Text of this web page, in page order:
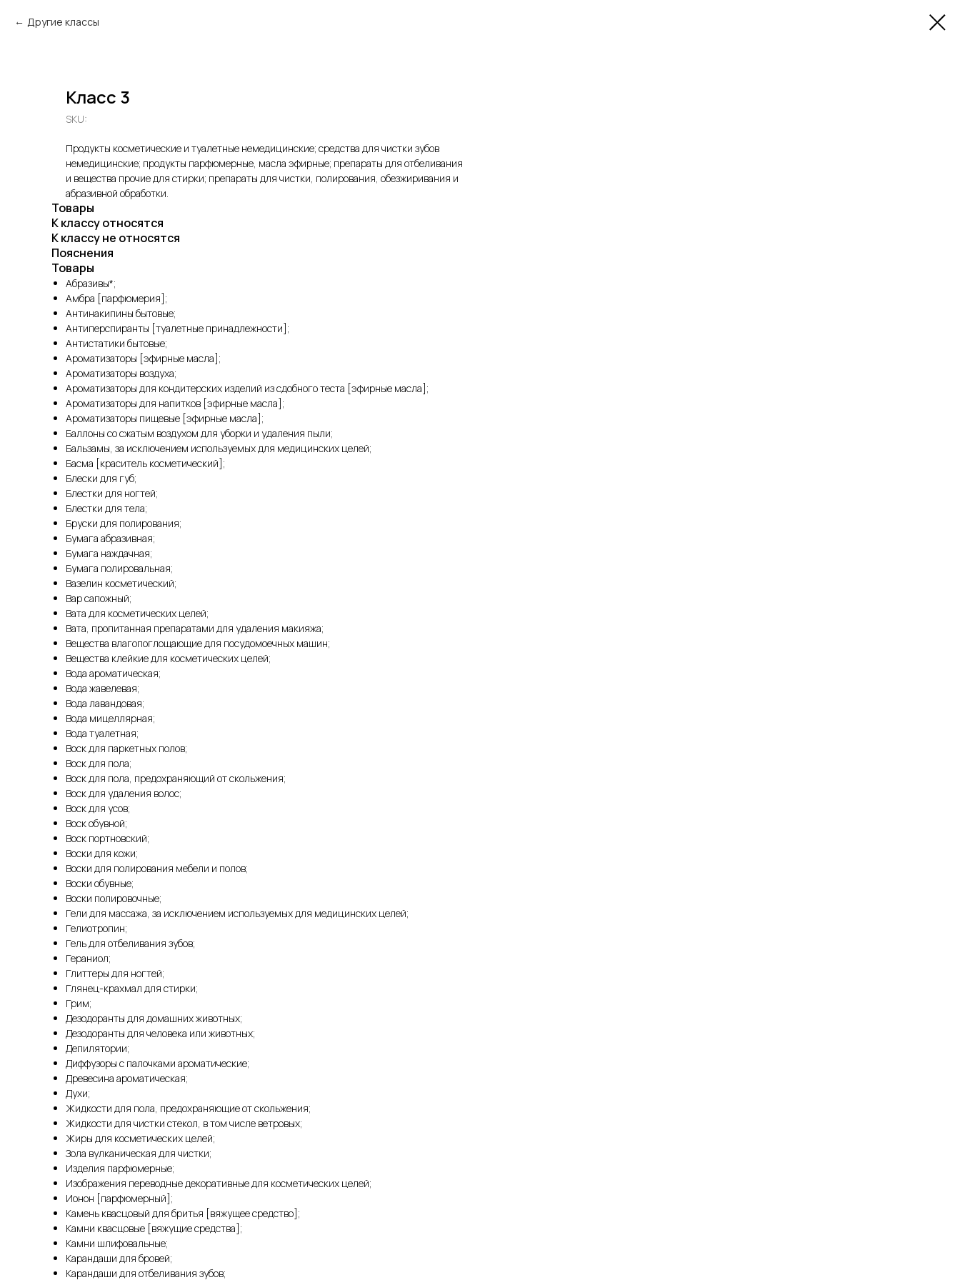
Другие классы
Класс 3
SKU:
Продукты косметические и туалетные немедицинские; средства для чистки зубов
немедицинские; продукты парфюмерные, масла эфирные; препараты для отбеливания
и вещества прочие для стирки; препараты для чистки, полирования, обезжиривания и
абразивной обработки.
Товары
К классу относятся
К классу не относятся
Пояснения
Товары
Абразивы*;
Амбра [парфюмерия];
Антинакипины бытовые;
Антиперспиранты [туалетные принадлежности];
Антистатики бытовые;
Ароматизаторы [эфирные масла];
Ароматизаторы воздуха;
Ароматизаторы для кондитерских изделий из сдобного теста [эфирные масла];
Ароматизаторы для напитков [эфирные масла];
Ароматизаторы пищевые [эфирные масла];
Баллоны со сжатым воздухом для уборки и удаления пыли;
Бальзамы, за исключением используемых для медицинских целей;
Басма [краситель косметический];
Блески для губ;
Блестки для ногтей;
Блестки для тела;
Бруски для полирования;
Бумага абразивная;
Бумага наждачная;
Бумага полировальная;
Вазелин косметический;
Вар сапожный;
Вата для косметических целей;
Вата, пропитанная препаратами для удаления макияжа;
Вещества влагопоглощающие для посудомоечных машин;
Вещества клейкие для косметических целей;
Вода ароматическая;
Вода жавелевая;
Вода лавандовая;
Вода мицеллярная;
Вода туалетная;
Воск для паркетных полов;
Воск для пола;
Воск для пола, предохраняющий от скольжения;
Воск для удаления волос;
Воск для усов;
Воск обувной;
Воск портновский;
Воски для кожи;
Воски для полирования мебели и полов;
Воски обувные;
Воски полировочные;
Гели для массажа, за исключением используемых для медицинских целей;
Гелиотропин;
Гель для отбеливания зубов;
Гераниол;
Глиттеры для ногтей;
Глянец-крахмал для стирки;
Грим;
Дезодоранты для домашних животных;
Дезодоранты для человека или животных;
Депилятории;
Диффузоры с палочками ароматические;
Древесина ароматическая;
Духи;
Жидкости для пола, предохраняющие от скольжения;
Жидкости для чистки стекол, в том числе ветровых;
Жиры для косметических целей;
Зола вулканическая для чистки;
Изделия парфюмерные;
Изображения переводные декоративные для косметических целей;
Ионон [парфюмерный];
Камень квасцовый для бритья [вяжущее средство];
Камни квасцовые [вяжущие средства];
Камни шлифовальные;
Карандаши для бровей;
Карандаши для отбеливания зубов;